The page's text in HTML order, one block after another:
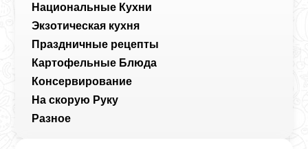
Национальные Кухни
Экзотическая кухня
Праздничные рецепты
Картофельные Блюда
Консервирование
На скорую Руку
Разное